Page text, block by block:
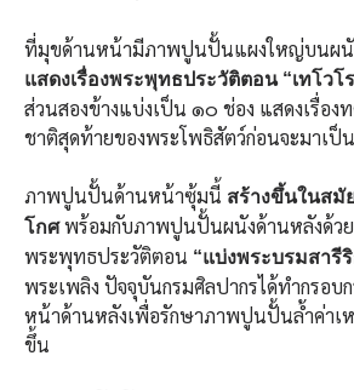
ที่มุขด้านหน้ามีภาพปูนปั้นแผงใหญ่บนผนั
แสดงเรื่องพระพุทธประวัติตอน “เทโวโ
ส่วนสองข้างแบ่งเป็น ๑๐ ช่อง แสดงเรื่อง
ชาติสุดท้ายของพระโพธิสัตว์ก่อนจะมาเป็
ภาพปูนปั้นด้านหน้าซุ้มนี้ สร้างขึ้นในสมั
โกศพร้อมกับภาพปูนปั้นผนังด้านหลังด้ว
พระพุทธประวัติตอน “แบ่งพระบรมสารี
พระเพลิง ปัจจุบันกรมศิลปากรได้ทำกรอบ
หน้าด้านหลังเพื่อรักษาภาพปูนปั้นล้ำค่าเ
ขึ้น